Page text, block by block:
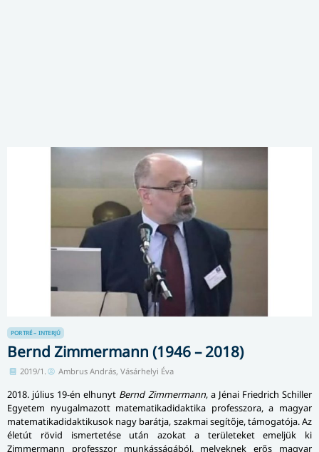
PORTRÉ – INTERJÚ
Bernd Zimmermann (1946 – 2018)
2019/1. Ambrus András, Vásárhelyi Éva
2018. július 19-én elhunyt Bernd Zimmermann, a Jénai Friedrich Schiller
Egyetem nyugalmazott mate­ma­ti­ka­di­dak­ti­ka professzora, a magyar
mate­ma­ti­ka­di­dak­ti­ku­sok nagy barátja, szakmai segítője, támogatója. Az
életút rövid ismertetése után azokat a területeket emeljük ki
Zimmermann professzor munkásságából, melyeknek erős magyar